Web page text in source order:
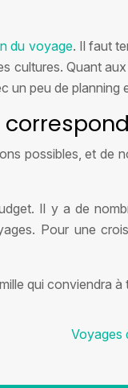
du voyage. Il faut
Quant
peu de
possibles, et
Il y a de
Pour une
qui conviendra à
Voyages